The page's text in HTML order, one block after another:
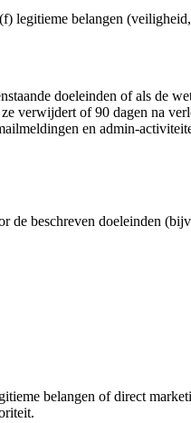
belangen
doeleinden of als de
verwijdert of 90 dagen na
en admin-
de beschreven doeleinden
belangen of direct